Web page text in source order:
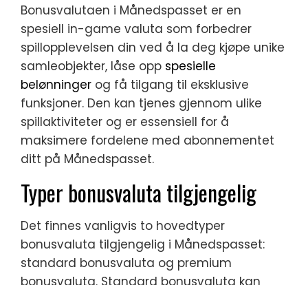
Bonusvalutaen i Månedspasset er en
spesiell in-game valuta som forbedrer
spillopplevelsen din ved å la deg kjøpe unike
samleobjekter, låse opp spesielle
belønninger og få tilgang til eksklusive
funksjoner. Den kan tjenes gjennom ulike
spillaktiviteter og er essensiell for å
maksimere fordelene med abonnementet
ditt på Månedspasset.
Typer bonusvaluta tilgjengelig
Det finnes vanligvis to hovedtyper
bonusvaluta tilgjengelig i Månedspasset:
standard bonusvaluta og premium
bonusvaluta. Standard bonusvaluta kan